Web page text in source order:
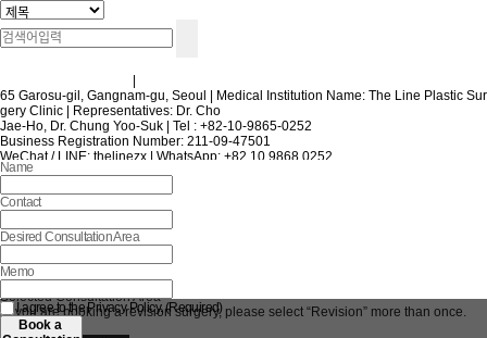
|
65 Garosu-gil, Gangnam-gu, Seoul | Medical Institution Name: The Line Plastic Sur
gery Clinic | Representatives: Dr. Cho
Jae-Ho, Dr. Chung Yoo-Suk | Tel : +82-10-9865-0252
Business Registration Number: 211-09-47501
WeChat / LINE: thelinezx | WhatsApp: +82 10 9868 0252
Terms and Conditions
Jae-Ho, Dr. Chung Yoo-Suk | Tel : +82-10-9865-0252
WeChat / LINE: thelinezx | WhatsApp: +82 10 9868 0252
Copyright ⓒ 2020 Theline Plastic Surgery All Rights Reserved
Name
Contact
Desired Consultation Area
Memo
I agree to the Privacy Policy. (Required)
Book a
Desired Consultation Area
Selected Consultation Area
*If you are booking a revision surgery, please select “Revision” more than once.
Reset